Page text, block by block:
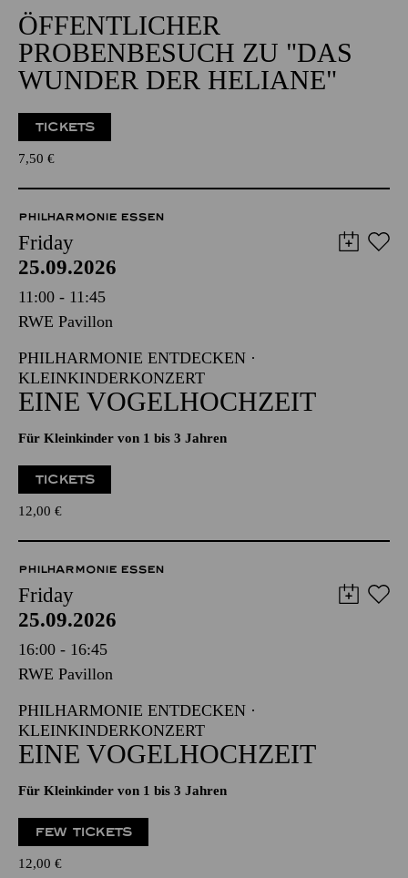
ÖFFENTLICHER
PROBENBESUCH ZU "DAS
WUNDER DER HELIANE"
TICKETS
7,50 €
PHILHARMONIE ESSEN
Friday
25.09.2026
11:00 - 11:45
RWE Pavillon
PHILHARMONIE ENTDECKEN ·
KLEINKINDERKONZERT
EINE VOGELHOCHZEIT
Für Kleinkinder von 1 bis 3 Jahren
TICKETS
12,00 €
PHILHARMONIE ESSEN
Friday
25.09.2026
16:00 - 16:45
RWE Pavillon
PHILHARMONIE ENTDECKEN ·
KLEINKINDERKONZERT
EINE VOGELHOCHZEIT
Für Kleinkinder von 1 bis 3 Jahren
FEW TICKETS
12,00 €